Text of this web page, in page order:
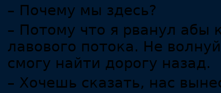
– Почему мы здесь?
– Потому что я рванул
лавового потока. Не
смогу найти дорогу назад.
– Хочешь сказать, нас